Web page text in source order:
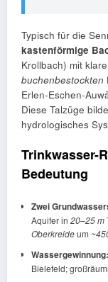
Typisch für die
kastenförmige
Krollbach) mit
buchenbestockten
Diese Talzüge
hydrologisches
Trinkwasser-
Bedeutung
Zwei
Aquifer in 20–25 m
Oberkreideum
Wassergewinnung:
Bielefeld;